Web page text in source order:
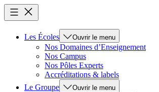
Les Écoles Ouvrir le menu
Nos Domaines d’Enseignement
Nos Campus
Nos Pôles Experts
Accréditations & labels
Le Groupe
Ouvrir le menu